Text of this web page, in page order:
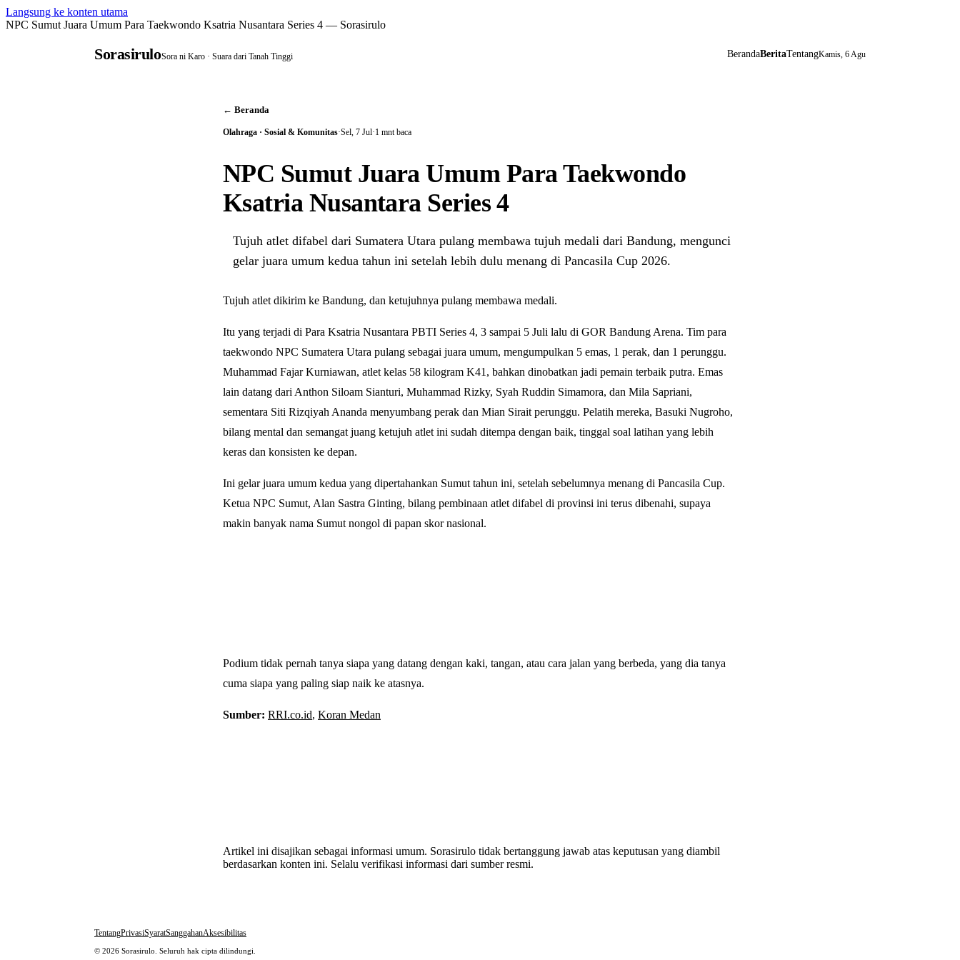
Langsung ke konten utama
NPC Sumut Juara Umum Para Taekwondo Ksatria Nusantara Series 4 — Sorasirulo
SorasiruloSora ni Karo · Suara dari Tanah Tinggi BerandaBeritaTentangKamis, 6 Agu
← Beranda
Olahraga · Sosial & Komunitas·Sel, 7 Jul·1 mnt baca
NPC Sumut Juara Umum Para Taekwondo
Ksatria Nusantara Series 4
Tujuh atlet difabel dari Sumatera Utara pulang membawa tujuh medali dari Bandung, mengunci
gelar juara umum kedua tahun ini setelah lebih dulu menang di Pancasila Cup 2026.
Tujuh atlet dikirim ke Bandung, dan ketujuhnya pulang membawa medali.
Itu yang terjadi di Para Ksatria Nusantara PBTI Series 4, 3 sampai 5 Juli lalu di GOR Bandung Arena. Tim para
taekwondo NPC Sumatera Utara pulang sebagai juara umum, mengumpulkan 5 emas, 1 perak, dan 1 perunggu.
Muhammad Fajar Kurniawan, atlet kelas 58 kilogram K41, bahkan dinobatkan jadi pemain terbaik putra. Emas
lain datang dari Anthon Siloam Sianturi, Muhammad Rizky, Syah Ruddin Simamora, dan Mila Sapriani,
sementara Siti Rizqiyah Ananda menyumbang perak dan Mian Sirait perunggu. Pelatih mereka, Basuki Nugroho,
bilang mental dan semangat juang ketujuh atlet ini sudah ditempa dengan baik, tinggal soal latihan yang lebih
keras dan konsisten ke depan.
Ini gelar juara umum kedua yang dipertahankan Sumut tahun ini, setelah sebelumnya menang di Pancasila Cup.
Ketua NPC Sumut, Alan Sastra Ginting, bilang pembinaan atlet difabel di provinsi ini terus dibenahi, supaya
makin banyak nama Sumut nongol di papan skor nasional.
Podium tidak pernah tanya siapa yang datang dengan kaki, tangan, atau cara jalan yang berbeda, yang dia tanya
cuma siapa yang paling siap naik ke atasnya.
Sumber: RRI.co.id, Koran Medan
Artikel ini disajikan sebagai informasi umum. Sorasirulo tidak bertanggung jawab atas keputusan yang diambil
berdasarkan konten ini. Selalu verifikasi informasi dari sumber resmi.
TentangPrivasiSyaratSanggahanAksesibilitas
© 2026 Sorasirulo. Seluruh hak cipta dilindungi.